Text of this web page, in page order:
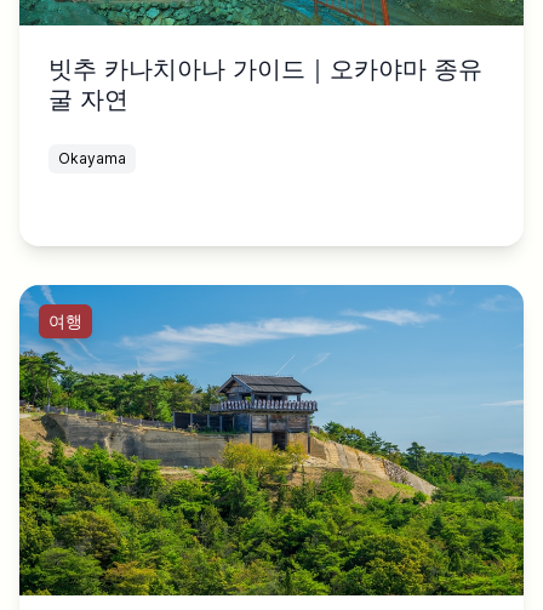
빗추 카나치아나 가이드｜오카야마 종유
굴 자연
Okayama
여행